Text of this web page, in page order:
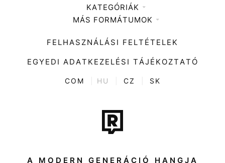
Médiaajánlat
KATEGÓRIÁK
Zene
Divat
Kultúra
ENTR
Tech-Tudomány
Sport
Társadalom
MÁS FORMÁTUMOK
FELHASZNÁLÁSI FELTÉTELEK
EGYEDI ADATKEZELÉSI TÁJÉKOZTATÓ
COM HU CZ SK
A MODERN GENERÁCIÓ HANGJA